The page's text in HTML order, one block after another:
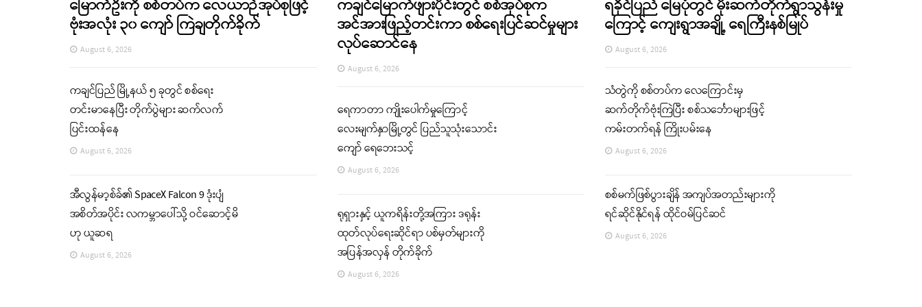
မြောက်ဦးကို စစ်တပ်က လေယာဉ်အုပ်စုဖြင့်
ဗုံးအလုံး ၃၀ ကျော် ကြဲချတိုက်ခိုက်
August 6, 2026
ကချင်ပြည် မြို့နယ် ၅ ခုတွင် စစ်ရေး
တင်းမာနေပြီး တိုက်ပွဲများ ဆက်လက်
ပြင်းထန်နေ
August 6, 2026
အီလွန်မာ့စ်ခ်၏ SpaceX Falcon 9 ဒုံးပျံ
အစိတ်အပိုင်း လကမ္ဘာပေါ်သို့ ဝင်ဆောင့်မိ
ဟု ယူဆရ
August 6, 2026
ကချင်မြောက်ဖျားပိုင်းတွင် စစ်အုပ်စုက
အင်အားဖြည့်တင်းကာ စစ်ရေးပြင်ဆင်မှုများ
လုပ်ဆောင်နေ
August 6, 2026
ရေကာတာ ကျိုးပေါက်မှုကြောင့်
လေးမျက်နှာမြို့တွင် ပြည်သူသုံးသောင်း
ကျော် ရေဘေးသင့်
August 6, 2026
ရုရှားနှင့် ယူကရိန်းတို့အကြား ဒရုန်း
ထုတ်လုပ်ရေးဆိုင်ရာ ပစ်မှတ်များကို
အပြန်အလှန် တိုက်ခိုက်
August 6, 2026
ရခိုင်ပြည် မြေပုံတွင် မိုးဆက်တိုက်ရွာသွန်းမှု
ကြောင့် ကျေးရွာအချို့ ရေကြီးနစ်မြုပ်
August 6, 2026
သံတွဲကို စစ်တပ်က လေကြောင်းမှ
ဆက်တိုက်ဗုံးကြဲပြီး စစ်သင်္ဘောများဖြင့်
ကမ်းတက်ရန် ကြိုးပမ်းနေ
August 6, 2026
စစ်မက်ဖြစ်ပွားချိန် အကျပ်အတည်းများကို
ရင်ဆိုင်နိုင်ရန် ထိုင်ဝမ်ပြင်ဆင်
August 6, 2026